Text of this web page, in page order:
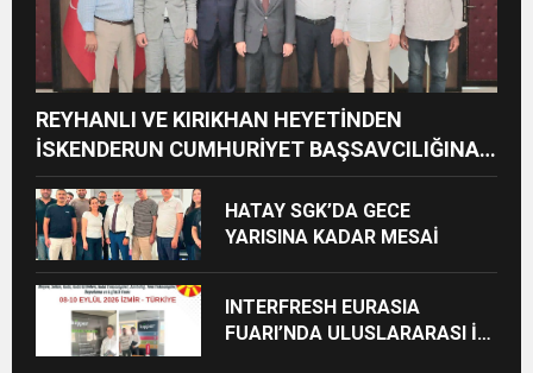
REYHANLI VE KIRIKHAN HEYETİNDEN
İSKENDERUN CUMHURİYET BAŞSAVCILIĞINA
ZİYARET
HATAY SGK’DA GECE
YARISINA KADAR MESAİ
INTERFRESH EURASIA
FUARI’NDA ULUSLARARASI İŞ